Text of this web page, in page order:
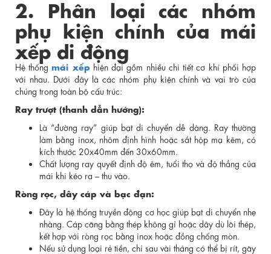
2. Phân loại các nhóm
phụ kiện chính của mái
xếp di động
Hệ thốngmái xếp hiện đại gồm nhiều chi tiết cơ khí phối hợp
với nhau. Dưới đây là các nhóm phụ kiện chính và vai trò của
chúng trong toàn bộ cấu trúc:
Ray trượt (thanh dẫn hướng):
Là “đường ray” giúp bạt di chuyển dễ dàng. Ray thường
làm bằng inox, nhôm định hình hoặc sắt hộp mạ kẽm, có
kích thước 20x40mm đến 30x60mm.
Chất lượng ray quyết định độ êm, tuổi thọ và độ thẳng của
mái khi kéo ra – thu vào.
Ròng rọc, dây cáp và bạc đạn:
Đây là hệ thống truyền động cơ học giúp bạt di chuyển nhẹ
nhàng. Cáp căng bằng thép không gỉ hoặc dây dù lõi thép,
kết hợp với ròng rọc bằng inox hoặc đồng chống mòn.
Nếu sử dụng loại rẻ tiền, chỉ sau vài tháng có thể bị rít, gãy